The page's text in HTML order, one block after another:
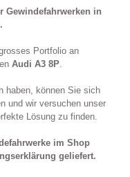
Gewindefahrwerken in
Portfolio an
Audi A3 8P.
haben, können Sie sich
und wir versuchen unser
Lösung zu finden.
im Shop
geliefert.